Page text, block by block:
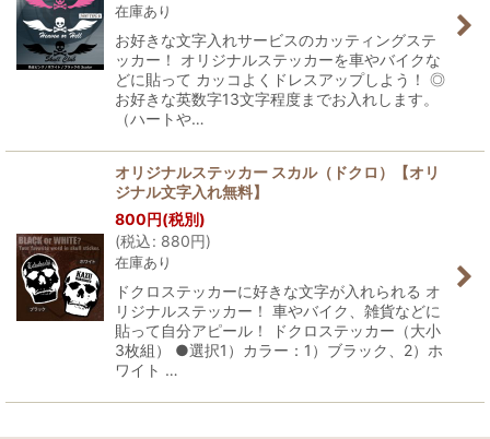
在庫あり
お好きな文字入れサービスのカッティングステ
ッカー！ オリジナルステッカーを車やバイクな
どに貼って カッコよくドレスアップしよう！ ◎
お好きな英数字13文字程度までお入れします。
（ハートや…
オリジナルステッカー スカル（ドクロ）【オリ
ジナル文字入れ無料】
800円(税別)
(税込: 880円)
在庫あり
ドクロステッカーに好きな文字が入れられる オ
リジナルステッカー！ 車やバイク、雑貨などに
貼って自分アピール！ ドクロステッカー（大小
3枚組） ●選択1）カラー：1）ブラック、2）ホ
ワイト …